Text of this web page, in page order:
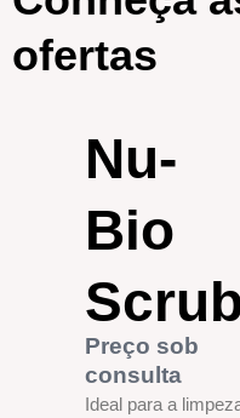
ofertas
Nu-
Bio
Preço sob
consulta
Ideal para a